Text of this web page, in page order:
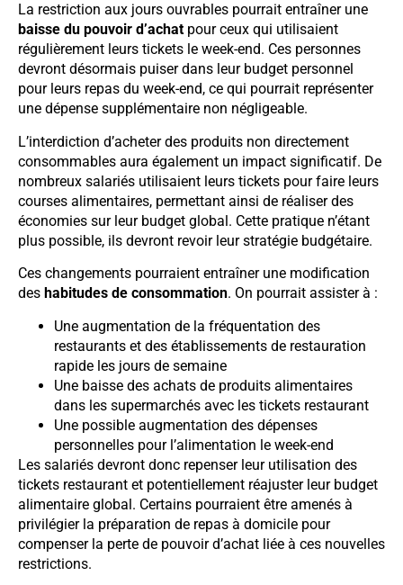
La restriction aux jours ouvrables pourrait entraîner une
baisse du pouvoir d’achat pour ceux qui utilisaient
régulièrement leurs tickets le week-end. Ces personnes
devront désormais puiser dans leur budget personnel
pour leurs repas du week-end, ce qui pourrait représenter
une dépense supplémentaire non négligeable.
L’interdiction d’acheter des produits non directement
consommables aura également un impact significatif. De
nombreux salariés utilisaient leurs tickets pour faire leurs
courses alimentaires, permettant ainsi de réaliser des
économies sur leur budget global. Cette pratique n’étant
plus possible, ils devront revoir leur stratégie budgétaire.
Ces changements pourraient entraîner une modification
des habitudes de consommation. On pourrait assister à :
Une augmentation de la fréquentation des
restaurants et des établissements de restauration
rapide les jours de semaine
Une baisse des achats de produits alimentaires
dans les supermarchés avec les tickets restaurant
Une possible augmentation des dépenses
personnelles pour l’alimentation le week-end
Les salariés devront donc repenser leur utilisation des
tickets restaurant et potentiellement réajuster leur budget
alimentaire global. Certains pourraient être amenés à
privilégier la préparation de repas à domicile pour
compenser la perte de pouvoir d’achat liée à ces nouvelles
restrictions.